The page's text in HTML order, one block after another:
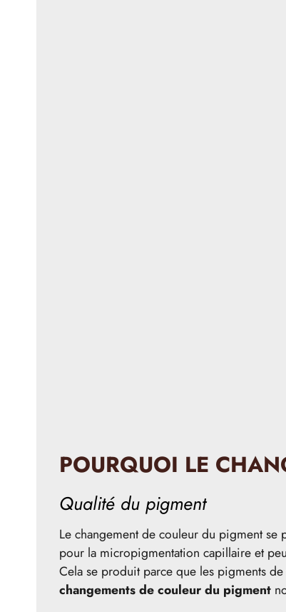
POURQUOI LE
Qualité du pigment
Le changement de couleur du pigment se
pour la micropigmentation capillaire et
Cela se produit parce que les pigments
changements de couleur du pigment